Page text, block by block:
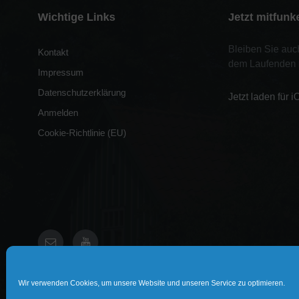
Wir verwenden Cookies, um unsere Website und unseren Service zu optimieren.
Wichtige Links
Kontakt
Impressum
Datenschutzerklärung
Anmelden
Cookie-Richtlinie (EU)
Jetzt
Bleiben Sie
dem Laufenden
Jetzt laden für
E- YouTube
© 2026 Döhren an der Weser